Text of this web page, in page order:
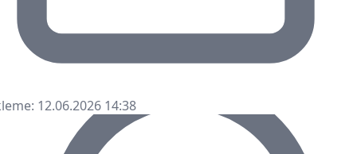
12.06.2026 14:38